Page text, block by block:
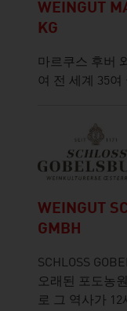
WEINGUT
KG
마르쿠스 후버
여 전 세계 35
WEINGUT
GMBH
SCHLOSS
오래된 포도농
로 그 역사가